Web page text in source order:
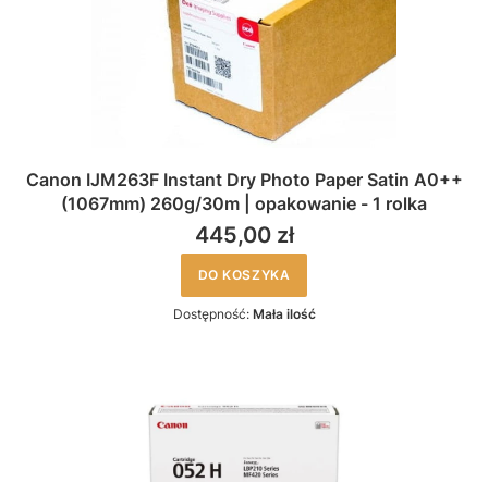
Canon IJM263F Instant Dry Photo Paper Satin A0++
(1067mm) 260g/30m | opakowanie - 1 rolka
445,00 zł
DO KOSZYKA
Dostępność: Mała ilość